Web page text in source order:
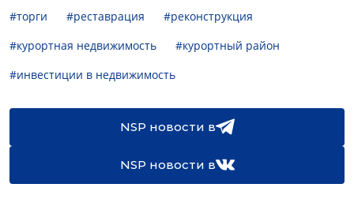
#торги #реставрация
#реконструкция
#курортная недвижимость
#курортный район
#инвестиции в недвижимость
NSP новости в
NSP новости в